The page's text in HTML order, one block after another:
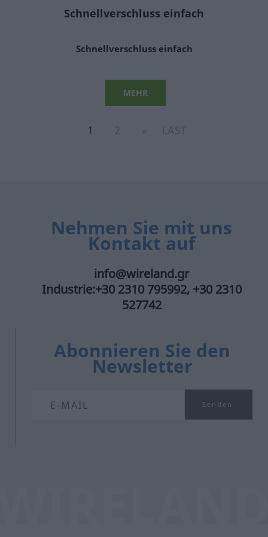
Schnellverschluss einfach
Schnellverschluss einfach
MEHR
1
Nehmen Sie mit uns
Kontakt auf
info@wireland.gr
Industrie:+30 2310 795992, +30 2310
527742
Abonnieren Sie den
Newsletter